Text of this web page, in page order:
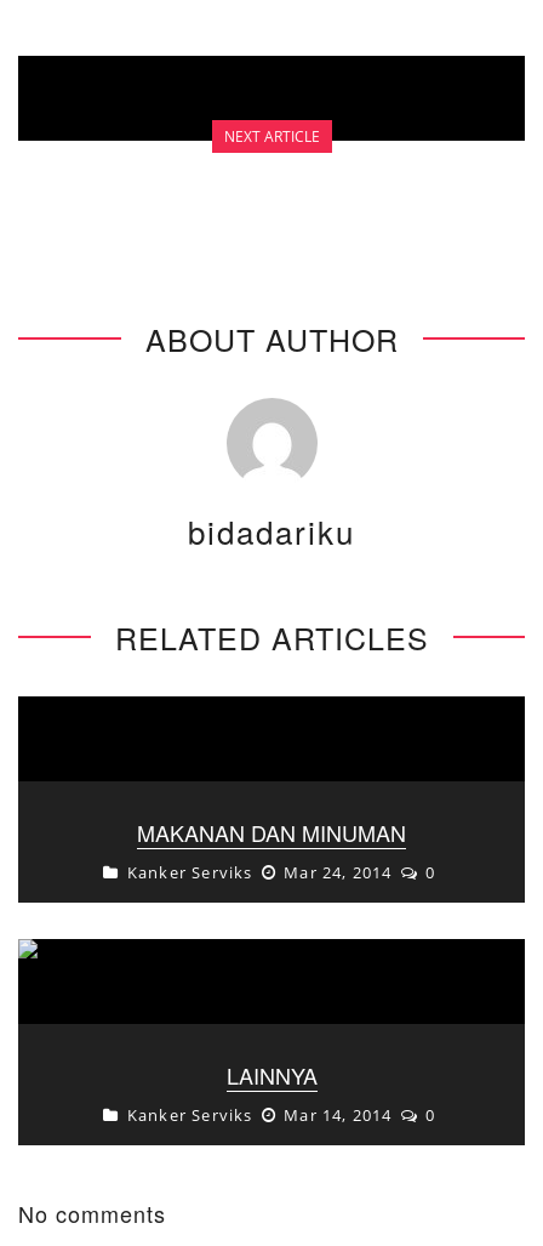
NEXT ARTICLE
ABOUT AUTHOR
bidadariku
RELATED ARTICLES
MAKANAN DAN MINUMAN
Kanker Serviks Mar 24, 2014 0
LAINNYA
Kanker Serviks Mar 14, 2014 0
No comments